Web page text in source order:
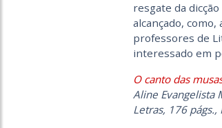
resgate da
alcançado,
professores de
interessado em
O canto das
Aline Evangelista
Letras, 176 págs.,